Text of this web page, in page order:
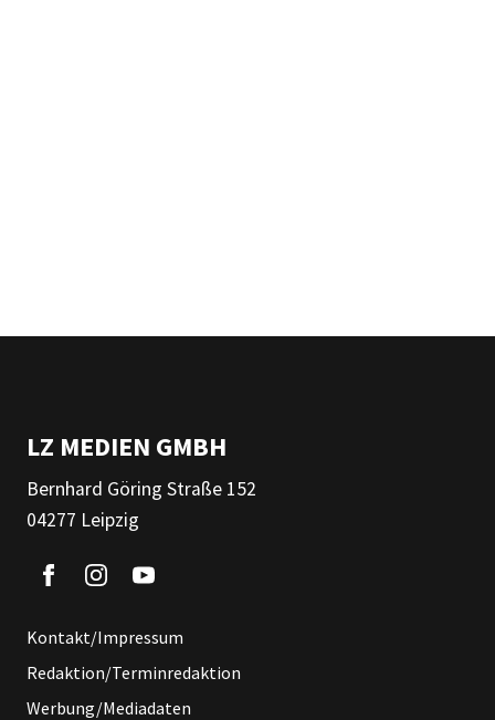
LZ MEDIEN GMBH
Bernhard Göring Straße 152
04277 Leipzig
Kontakt/Impressum
Redaktion/Terminredaktion
Werbung/Mediadaten